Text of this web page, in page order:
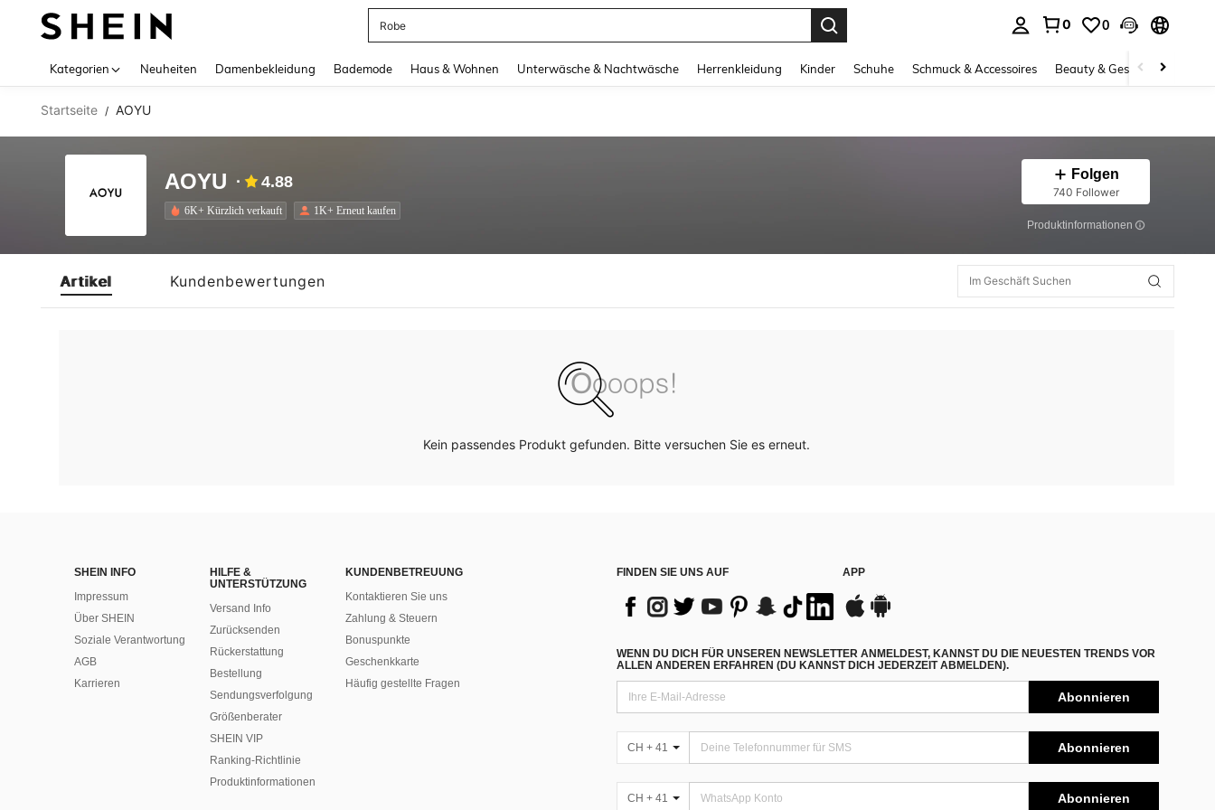
Robe
0 0
Kategorien Neuheiten Damenbekleidung Bademode Haus & Wohnen Unterwäsche & Nachtwäsche Herrenkleidung Kinder Schuhe Schmuck & Accessoires Beauty & Gesundheit
Startseite / AOYU
AOYU 4.88
6K+ Kürzlich verkauft 1K+ Erneut kaufen
Folgen
740 Follower
Produktinformationen
Artikel Kundenbewertungen
Kein passendes Produkt gefunden. Bitte versuchen Sie es erneut.
SHEIN INFO
Impressum
Über SHEIN
Soziale Verantwortung
AGB
Karrieren
HILFE &
UNTERSTÜTZUNG
Versand Info
Zurücksenden
Rückerstattung
Bestellung
Sendungsverfolgung
Größenberater
SHEIN VIP
Ranking-Richtlinie
​Produktinformationen
KUNDENBETREUUNG
Kontaktieren Sie uns
Zahlung & Steuern
Bonuspunkte
Geschenkkarte
Häufig gestellte Fragen
FINDEN SIE UNS AUF APP
WENN DU DICH FÜR UNSEREN NEWSLETTER ANMELDEST, KANNST DU DIE NEUESTEN TRENDS VOR
ALLEN ANDEREN ERFAHREN (DU KANNST DICH JEDERZEIT ABMELDEN).
Abonnieren
CH + 41 Abonnieren
CH + 41 Abonnieren